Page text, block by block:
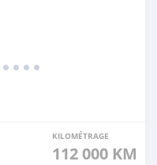
KILOMÉTRAGE
112 000 KM